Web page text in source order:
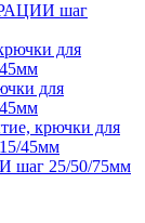
шаг
для
для
крючки для
45мм
25/50/75мм